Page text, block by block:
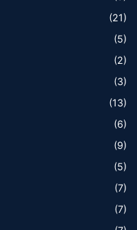
(21)
(5)
(2)
(3)
(13)
(6)
(9)
(5)
(7)
(7)